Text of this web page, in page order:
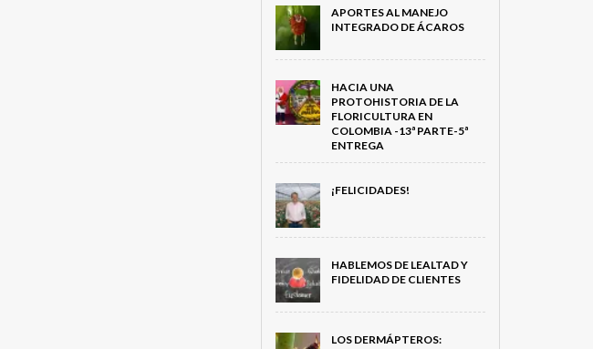
APORTES AL MANEJO
INTEGRADO DE ÁCAROS
HACIA UNA
PROTOHISTORIA DE LA
FLORICULTURA EN
COLOMBIA -13ª PARTE-5ª
ENTREGA
¡FELICIDADES!
HABLEMOS DE LEALTAD Y
FIDELIDAD DE CLIENTES
LOS DERMÁPTEROS: